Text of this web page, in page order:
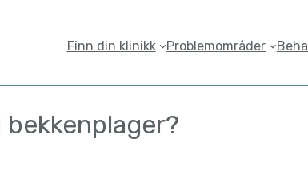
Finn din klinikk Problemområder